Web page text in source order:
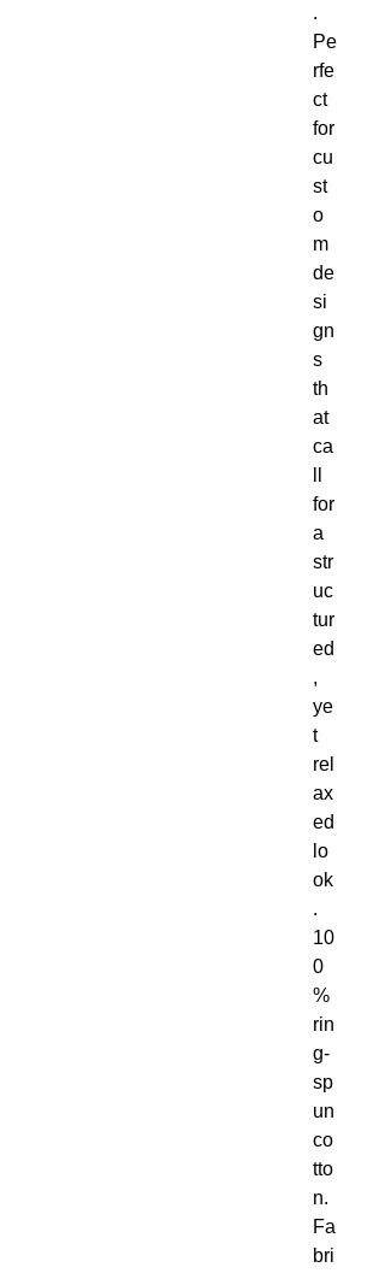
.
Pe
rfe
ct
for
cu
st
o
m
de
si
gn
s
th
at
ca
for
a
str
uc
tur
ed
,
ye
t
rel
ax
ed
lo
ok
.
10
0
%
rin
g-
sp
un
co
tto
n.
Fa
bri